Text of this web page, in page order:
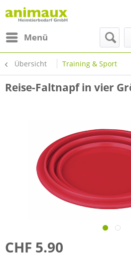
Menü
Übersicht Training & Sport
Reise-Faltnapf in vier
CHF 5.90